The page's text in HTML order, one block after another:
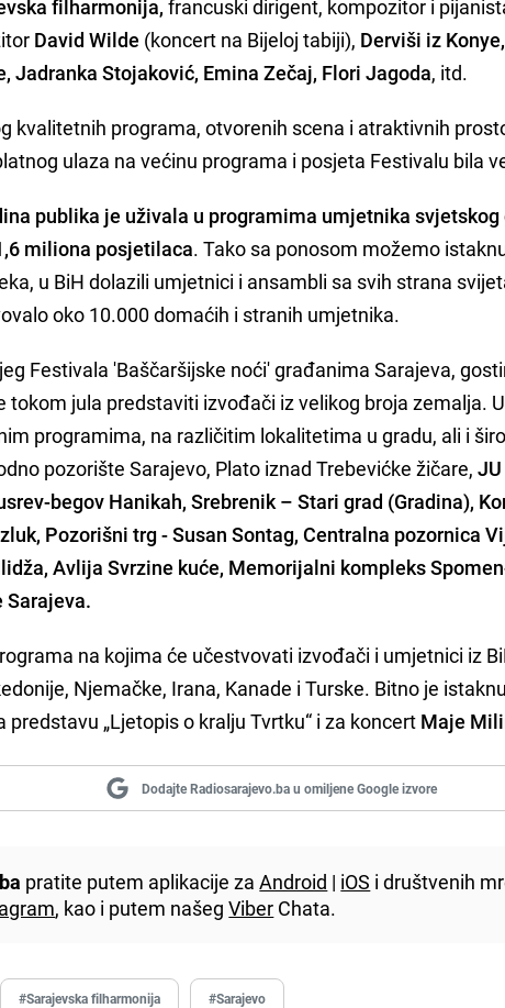
filharmonija, francuski dirigent, kompozitor i
David Wilde (koncert na Bijeloj tabiji), Derviši iz
Jadranka Stojaković, Emina Zečaj, Flori Jagoda, itd.
kvalitetnih programa, otvorenih scena i atraktivnih
ulaza na većinu programa i posjeta Festivalu bila
publika je uživala u programima umjetnika svjetskog
miliona posjetilaca. Tako sa ponosom možemo
u BiH dolazili umjetnici i ansambli sa svih strana
oko 10.000 domaćih i stranih umjetnika.
Festivala 'Baščaršijske noći' građanima Sarajeva,
tokom jula predstaviti izvođači iz velikog broja zemalja.
programima, na različitim lokalitetima u gradu, ali i
pozorište Sarajevo, Plato iznad Trebevićke žičare,
begov Hanikah, Srebrenik – Stari grad (Gradina),
Pozorišni trg - Susan Sontag, Centralna pozornica
Avlija Svrzine kuće, Memorijalni kompleks
na kojima će učestvovati izvođači i umjetnici iz
Njemačke, Irana, Kanade i Turske. Bitno je
predstavu „Ljetopis o kralju Tvrtku“ i za koncert Maje
Dodajte Radiosarajevo.ba u omiljene Google izvore
pratite putem aplikacije zaAndroid | iOS i društvenih
, kao i putem našegViber Chata.
#Sarajevska filharmonija #Sarajevo